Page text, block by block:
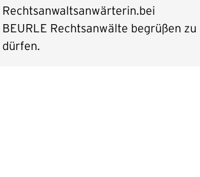
Rechtsanwaltsanwärterin.bei
BEURLE Rechtsanwälte begrüßen zu
dürfen.